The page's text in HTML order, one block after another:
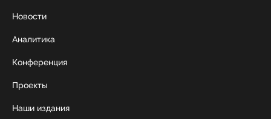
Новости
Аналитика
Конференция
Проекты
Наши издания